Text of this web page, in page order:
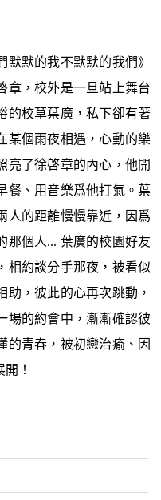
默默的我不默默的我們》
章，校外是一旦站上舞台
的校草葉廣，私下卻有著
某個雨夜相遇，心動的樂
亮了徐啓章的內心，他開
餐、用音樂爲他打氣。葉
人的距離慢慢靠近，因爲
那個人... 葉廣的校園好友
相約談分手那夜，被看似
助，彼此的心再次跳動，
場的約會中，漸漸確認彼
的青春，被初戀治瘉、因
！